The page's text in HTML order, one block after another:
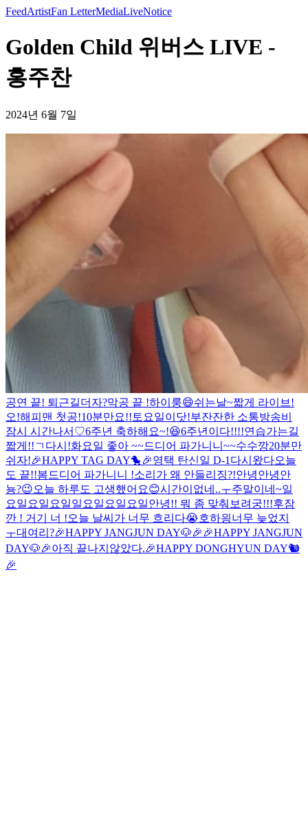
FeedArtistFan LetterMediaLiveNotice
Golden Child 위버스 LIVE -
홍주찬
2024년 6월 7일
공연 끝! 퇴근길더 자?막공 끝 !하이룽😄쉬는날~짧게 라이브!
오!해피맨 첫공!10분만요!! 토요일이닷!부잔잔한 소통방송비
잠시 시간나서♡6주년 축하해요~!😆6주년이다!!!!연습가는길
짧게!!ㄱ 다시!화요일 좋아 ~~드디어 파가니니~~수수깡20분만
쉬자!🎉HAPPY TAG DAY🐤🎉영택 탄신일 D-1 다시왔다오늘
도 끝!!봄드디어 파가니니 !소리가 왜 안들리징?!안녕안녕안
뇽?😉오늘 하루도 고생했어요😊시간이없네..ㅜ주말이네~일
요일요일요일일요일요일요일안녕!! 뭐 좀 맞춰보려궁!!!후잠
깐 ! 거기 너 !오늘 날씨가 너무 흐리다😭호하읭너무 늦었지
ㅜ대여리?🎉HAPPY JANGJUN DAY🐶🎉 🎉HAPPY JANGJUN
DAY🐶🎉아직 끝나지않았다.🎉HAPPY DONGHYUN DAY🐿
🎉